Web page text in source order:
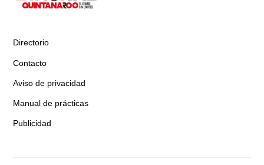
Directorio
Contacto
Aviso de privacidad
Manual de prácticas
Publicidad